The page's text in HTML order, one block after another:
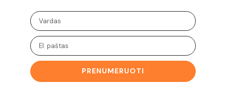
PRENUMERUOTI